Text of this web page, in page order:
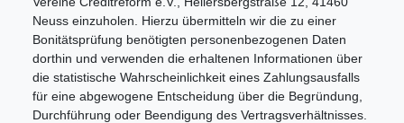
Neuss einzuholen. Hierzu übermitteln wir die zu einer
Bonitätsprüfung benötigten personenbezogenen Daten
dorthin und verwenden die erhaltenen Informationen über
die statistische Wahrscheinlichkeit eines Zahlungsausfalls
für eine abgewogene Entscheidung über die Begründung,
Durchführung oder Beendigung des Vertragsverhältnisses.